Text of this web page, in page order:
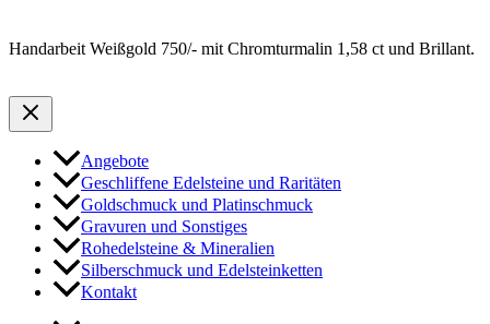
Handarbeit Weißgold 750/- mit Chromturmalin 1,58 ct und Brillant.
Angebote
Geschliffene Edelsteine und Raritäten
Goldschmuck und Platinschmuck
Gravuren und Sonstiges
Rohedelsteine & Mineralien
Silberschmuck und Edelsteinketten
Kontakt